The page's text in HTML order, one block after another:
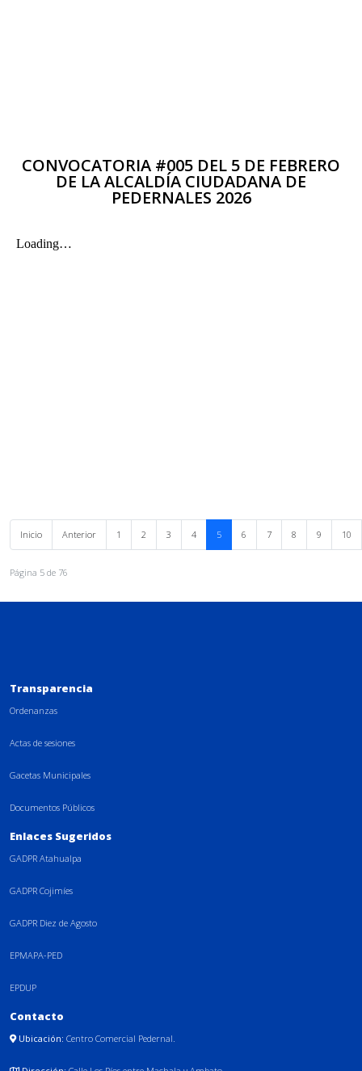
CONVOCATORIA #005 DEL 5 DE FEBRERO
DE LA ALCALDÍA CIUDADANA DE
PEDERNALES 2026
Inicio Anterior 1 2 3 4 5 6 7 8 9 10
Página 5 de 76
Transparencia
Ordenanzas
Actas de sesiones
Gacetas Municipales
Documentos Públicos
Enlaces Sugeridos
GADPR Atahualpa
GADPR Cojimíes
GADPR Diez de Agosto
EPMAPA-PED
EPDUP
Contacto
Ubicación: Centro Comercial Pedernal.